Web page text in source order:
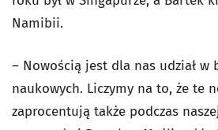
Namibii.
– Nowością jest dla nas udział w
naukowych. Liczymy na to, że te
zaprocentują także podczas